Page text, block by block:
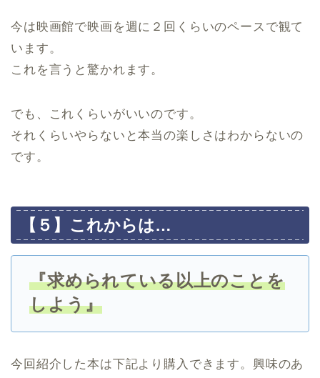
今は映画館で映画を週に２回くらいのペースで観て
います。
これを言うと驚かれます。
でも、これくらいがいいのです。
それくらいやらないと本当の楽しさはわからないの
です。
【５】これからは…
『求められている以上のことを
しよう』
今回紹介した本は下記より購入できます。興味のあ